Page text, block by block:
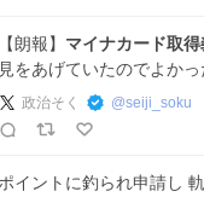
【朗報】 マイナカード取
見をあげていたのでよかっ
政治そく @seiji_soku
ポイントに釣られ申請し